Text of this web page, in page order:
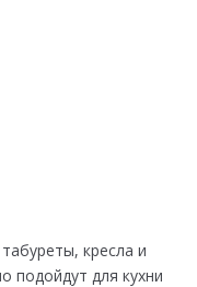
кресла и
подойдут для кухни